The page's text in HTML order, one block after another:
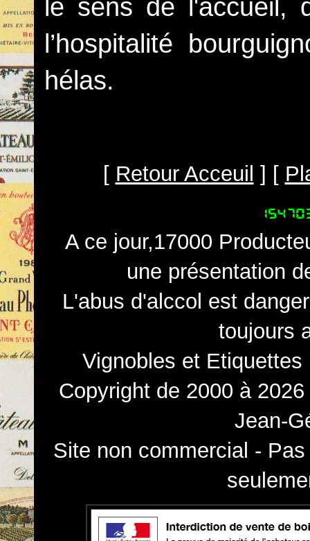
le sens de l'accueil,
l’hospitalité
hélas.
[ Retour Acceuil ] [
A ce jour,17000
une présentation
L'abus d'alccol est
toujours
Vignobles et
Copyright de 2000 à
Jean-
Site non commercial -